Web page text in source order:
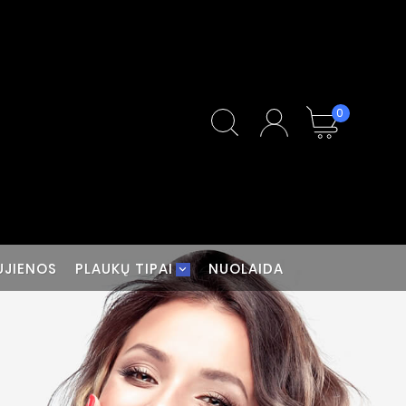
0
PLAUKŲ TIPAI NUOLAIDA